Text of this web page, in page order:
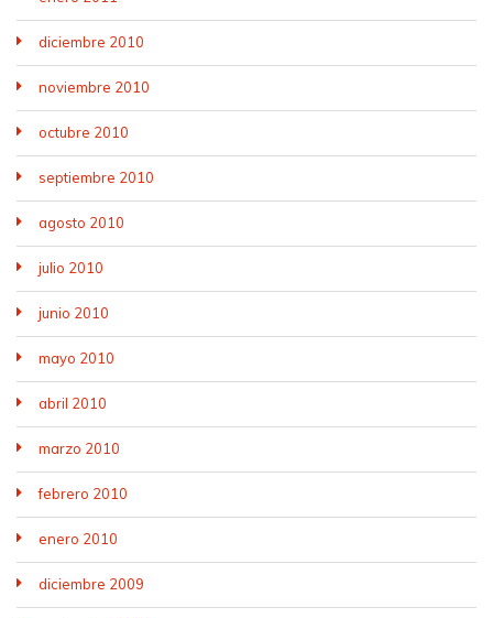
diciembre 2010
noviembre 2010
octubre 2010
septiembre 2010
agosto 2010
julio 2010
junio 2010
mayo 2010
abril 2010
marzo 2010
febrero 2010
enero 2010
diciembre 2009